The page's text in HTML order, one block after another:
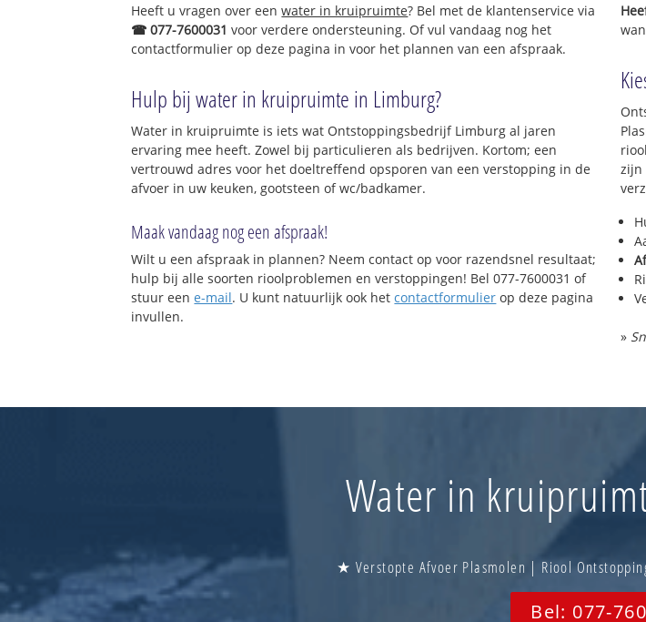
Heeft u vragen over eenwater in kruipruimte? Bel met de klantenservice via
☎ 077-7600031 voor verdere ondersteuning. Of vul vandaag nog het
contactformulier op deze pagina in voor het plannen van een afspraak.
Hulp bij water in kruipruimte in Limburg?
Water in kruipruimte is iets wat Ontstoppingsbedrijf Limburg al jaren
ervaring mee heeft. Zowel bij particulieren als bedrijven. Kortom; een
vertrouwd adres voor het doeltreffend opsporen van een verstopping in de
afvoer in uw keuken, gootsteen of wc/badkamer.
Maak vandaag nog een afspraak!
Wilt u een afspraak in plannen? Neem contact op voor razendsnel resultaat;
hulp bij alle soorten rioolproblemen en verstoppingen! Bel 077-7600031 of
stuur eene-mail. U kunt natuurlijk ook hetcontactformulier op deze pagina
invullen.
zijn
»
Water in
★ Verstopte Afvoer Plasmolen | Riool
Bel: 077-